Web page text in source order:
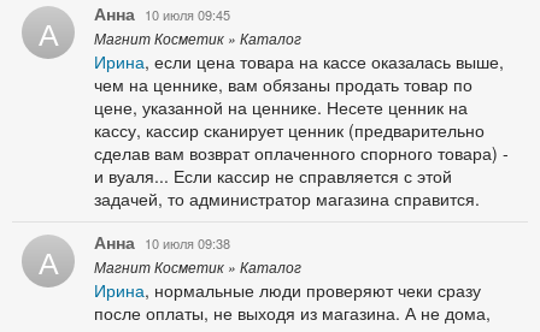
А Анна 10 июля 09:45
Магнит Косметик » Каталог
Ирина, если цена товара на кассе оказалась выше,
чем на ценнике, вам обязаны продать товар по
цене, указанной на ценнике. Несете ценник на
кассу, кассир сканирует ценник (предварительно
сделав вам возврат оплаченного спорного товара) -
и вуаля... Если кассир не справляется с этой
задачей, то администратор магазина справится.
А Анна 10 июля 09:38
Магнит Косметик » Каталог
Ирина, нормальные люди проверяют чеки сразу
после оплаты, не выходя из магазина. А не дома,